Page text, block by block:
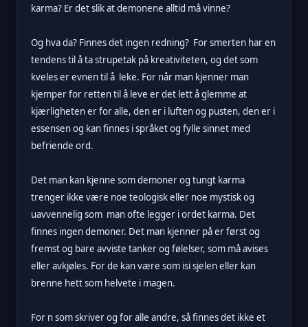
karma? Er det slik at demonene alltid må vinne?
Og hva da? Finnes det ingen redning? For smerten har en
tendens til å ta strupetak på kreativiteten, og det som
kveles er evnen til å leke. For når man kjenner man
kjemper for retten til å leve er det lett å glemme at
kjærligheten er for alle, den er i luften og pusten, den er i
essensen og kan finnes i språket og fylle sinnet med
befriende ord.
Det man kan kjenne som demoner og tungt karma
trenger ikke være noe teologisk eller noe mystisk og
uavvennelig som man ofte legger i ordet karma. Det
finnes ingen demoner. Det man kjenner på er først og
fremst og bare avviste tanker og følelser, som må avises
eller avkjøles. For de kan være som isi sjelen eller kan
brenne hett som helvete i magen.
For n som skriver og for alle andre, så finnes det ikke et